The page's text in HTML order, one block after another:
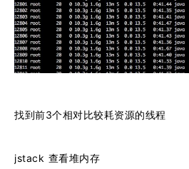
找到前3个相对比较耗资源的线程
jstack 查看堆内存